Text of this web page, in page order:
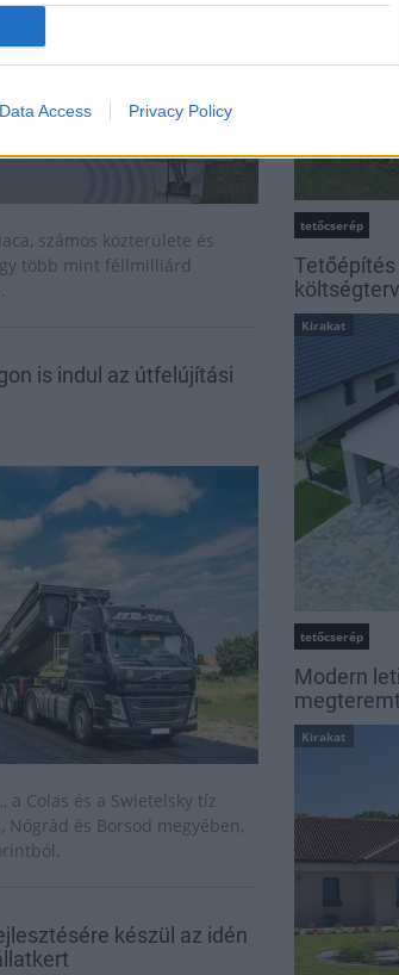
Data Access Privacy Policy
számos közterülete és
több mint féllmilliárd
is indul az útfelújítási
a Colas és a Swietelsky tíz
Nógrád és Borsod megyében,
készül az idén
tetőcserép
Kirakat
tetőcserép
Modern
Kirakat